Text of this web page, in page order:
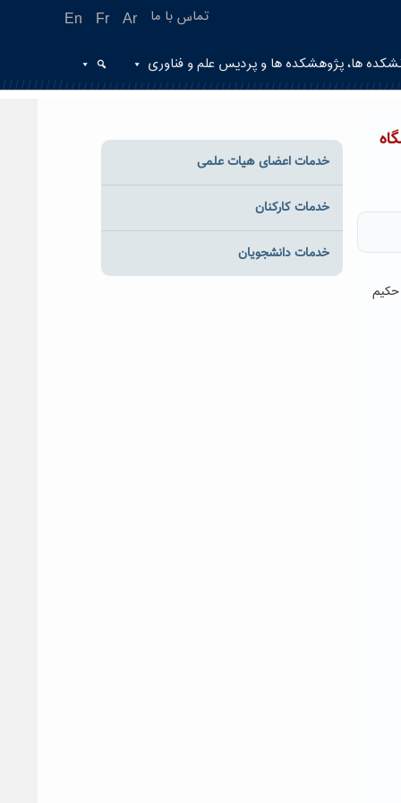
En Fr Ar تماس با ما
ها، پژوهشکده ها و پردیس علم و فناوری
دانشگاه حکیم
خدمات اعضای هیات علمی
خدمات کارکنان
خدمات دانشجویان